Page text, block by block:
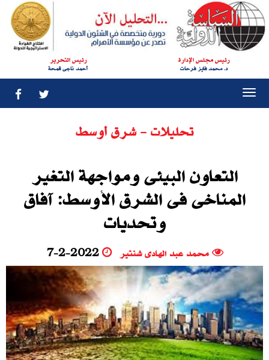
رئيس مجلس الإدارة
د. محمد فايز فرحات
رئيس التحرير
أحمد ناجى قمحة
تحليلات - شرق أوسط
التعاون البيئى ومواجهة التغير
المناخى فى الشرق الأوسط: آفاق
وتحديات
محمد عبد الهادى شنتير 7-2-2022